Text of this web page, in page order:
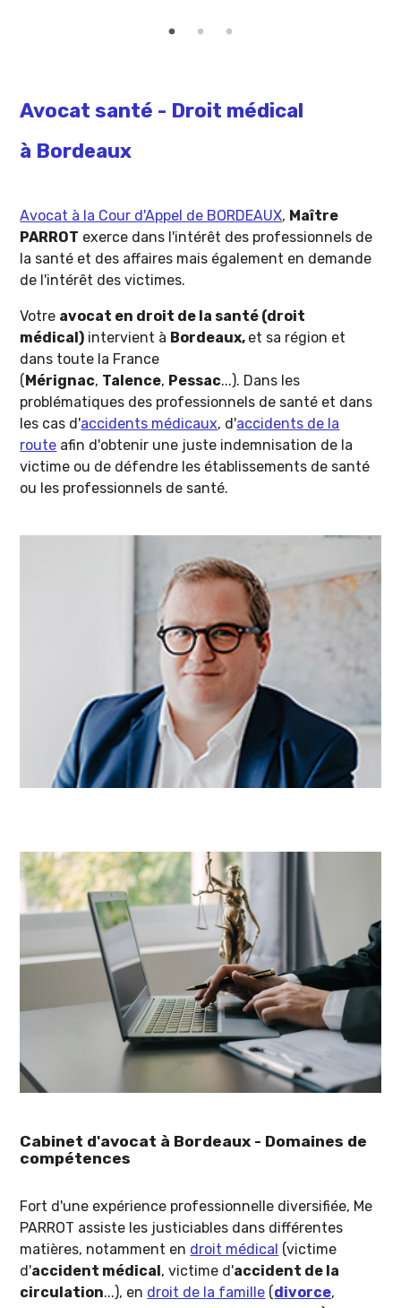
Avocat santé - Droit médical
à Bordeaux
Avocat à la Cour d'Appel de BORDEAUX, Maître
PARROT exerce dans l'intérêt des professionnels de
la santé et des affaires mais également en demande
de l'intérêt des victimes.
Votre avocat en droit de la santé (droit
médical) intervient à Bordeaux, et sa région et
dans toute la France
( Mérignac, Talence, Pessac...). Dans les
problématiques des professionnels de santé et dans
les cas d'accidents médicaux, d'accidents de la
route afin d'obtenir une juste indemnisation de la
victime ou de défendre les établissements de santé
ou les professionnels de santé.
Cabinet d'avocat à Bordeaux - Domaines de
compétences
Fort d'une expérience professionnelle diversifiée, Me
PARROT assiste les justiciables dans différentes
matières, notamment en droit médical (victime
d'accident médical, victime d'accident de la
circulation...), en droit de la famille (divorce,